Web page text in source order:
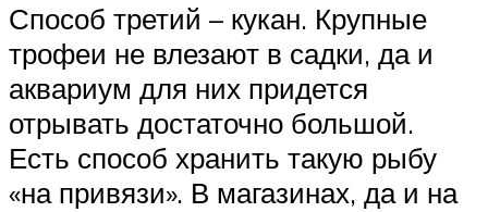
Способ третий – кукан. Крупные
трофеи не влезают в садки, да и
аквариум для них придется
отрывать достаточно большой.
Есть способ хранить такую рыбу
«на привязи». В магазинах, да и на